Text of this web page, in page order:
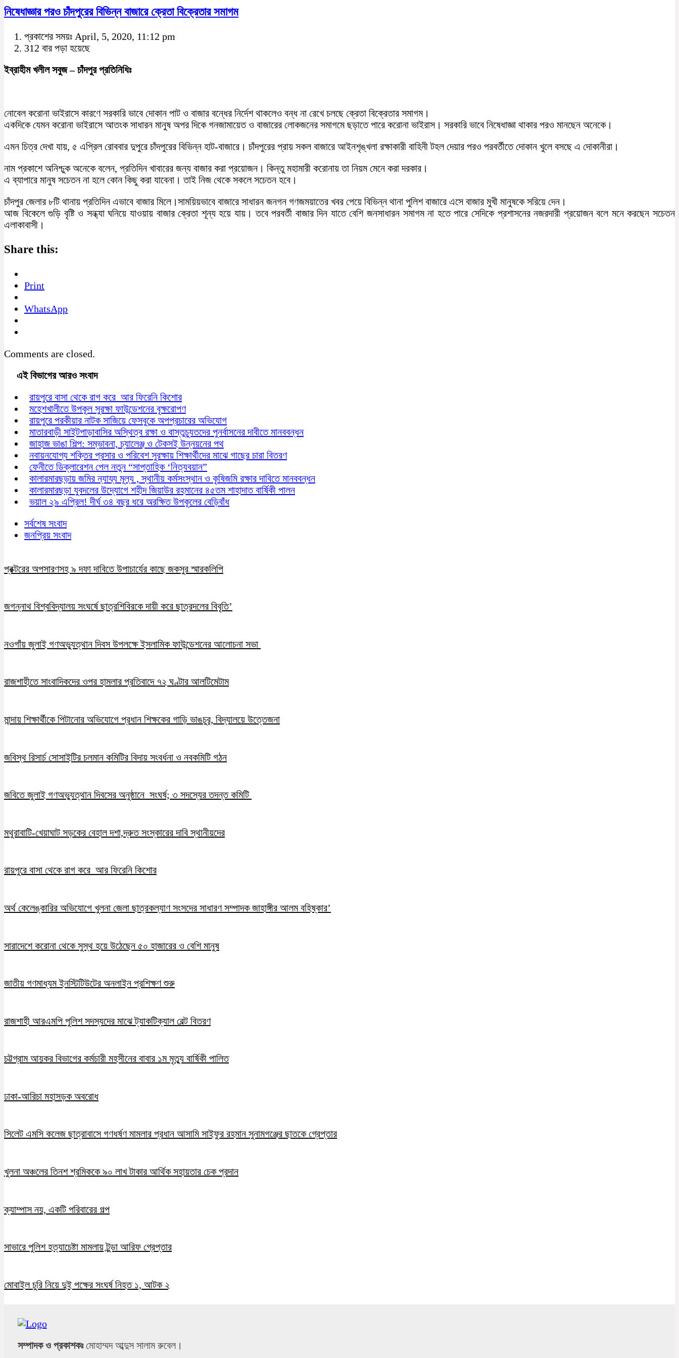
নিষেধাজ্ঞার পরও চাঁদপুরের বিভিন্ন বাজারে ক্রেতা বিক্রেতার সমাগম
প্রকাশের সময়ঃ April, 5, 2020, 11:12 pm
312 বার পড়া হয়েছে
ইব্রাহীম খলীল সবুজ – চাঁদপুর প্রতিনিধিঃ
নোবেল করোনা ভাইরাসে কারণে সরকারি ভাবে দোকান পাট ও বাজার বন্ধের নির্দেশ থাকলেও বন্ধ না রেখে চলছে ক্রেতা বিক্রেতার সমাগম।
একদিকে যেমন করোনা ভাইরাসে আতংক সাধারন মানুষ অপর দিকে গনজামায়েত ও বাজারের লোকজনের সমাগমে ছড়াতে পারে করোনা ভাইরাস। সরকারি ভাবে নিষেধাজ্ঞা থাকার পরও মানছেন অনেকে।
এমন চিত্র দেখা যায়, ৫ এপ্রিল রোববার দুপুরে চাঁদপুরের বিভিন্ন হাট-বাজারে। চাঁদপুরের প্রায় সকল বাজারে আইনশৃঙ্খলা রক্ষাকারী বাহিনী টহল দেয়ার পরও পরবর্তীতে দোকান খুলে বসছে এ দোকানীরা।
নাম প্রকাশে অনিশ্চুক অনেকে বলেন, প্রতিদিন খাবারের জন্য বাজার করা প্রয়োজন। কিন্তু মহামারী করোনায় তা নিয়ম মেনে করা দরকার।
এ ব্যাপারে মানুষ সচেতন না হলে কোন কিছু করা যাবেনা। তাই নিজ থেকে সকলে সচেতন হবে।
চাঁদপুর জেলার ৮টি থানায় প্রতিদিন এভাবে বাজার মিলে।সাময়িয়ভাবে বাজারে সাধারন জনগন গণজময়াতের খবর পেয়ে বিভিন্ন থানা পুলিশ বাজারে এসে বাজার মুখী মানুষকে সরিয়ে দেন।
আজ বিকেলে গুড়ি বৃষ্টি ও সন্ধ্যা ঘনিয়ে যাওয়ায় বাজার ক্রেতা শূন্য হয়ে যায়। তবে পরবর্তী বাজার দিন যাতে বেশি জনসাধারন সমাগম না হতে পারে সেদিকে প্রশাসনের নজরদারী প্রয়োজন বলে মনে করছেন সচেতন
এলাকাবাসী।
Share this:
Print
WhatsApp
Comments are closed.
এই বিভাগের আরও সংবাদ
রায়পুরে বাসা থেকে রাগ করে আর ফিরেনি কিশোর
মহেশখালীতে উপকূল সুরক্ষা ফাউন্ডেশনের বৃক্ষরোপণ
রায়পুরে পরকীয়ার নাটক সাজিয়ে ফেসবুকে অপপ্রচারের অভিযোগ
মাতারবাড়ী সাইটপাড়াবাসির অস্থিত্ব রক্ষা ও বাস্তুচ্যুতদের পুনর্বাসনের দাবীতে মানববন্ধন
জাহাজ ভাঙা শিল্প: সম্ভাবনা, চ্যালেঞ্জ ও টেকসই উন্নয়নের পথ
নবায়নযোগ্য শক্তির প্রসার ও পরিবেশ সুরক্ষায় শিক্ষার্থীদের মাঝে গাছের চারা বিতরণ
ফেনীতে ডিক্লারেশন পেল নতুন “সাপ্তাহিক ‘নিত্যবয়ান”
কালারমারছড়ায় জমির ন্যায্য মূল্য , স্থানীয় কর্মসংস্থান ও কৃষিজমি রক্ষার দাবিতে মানববন্ধন
কালারমারছড়া যুবদলের উদ্যোগে শহীদ জিয়াউর রহমানের ৪৫তম শাহাদাত বার্ষিকী পালন
ভয়াল ২৯ এপ্রিল! দীর্ঘ ৩৪ বছর ধরে অরক্ষিত উপকূলের বেড়িবাঁধ
সর্বশেষ সংবাদ
জনপ্রিয় সংবাদ
প্রক্টরের অপসারণসহ ৯ দফা দাবিতে উপাচার্যের কাছে জকসুর স্মারকলিপি
জগন্নাথ বিশ্ববিদ্যালয় সংঘর্ষে ছাত্রশিবিরকে দায়ী করে ছাত্রদলের বিবৃতি’
নওগাঁয় জুলাই গণঅভ্যুত্থান দিবস উপলক্ষে ইসলামিক ফাউন্ডেশনের আলোচনা সভা
রাজশাহীতে সাংবাদিকদের ওপর হামলার প্রতিবাদে ৭২ ঘণ্টার আলটিমেটাম
মান্দায় শিক্ষার্থীকে পিটানোর অভিযোগে প্রধান শিক্ষকের গাড়ি ভাঙচুর, বিদ্যালয়ে উত্তেজনা
জবিস্থ রিসার্চ সোসাইটির চলমান কমিটির বিদায় সংবর্ধনা ও নবকমিটি গঠন
জবিতে জুলাই গণঅভ্যুত্থান দিবসের অনুষ্ঠানে সংঘর্ষ; ৩ সদস্যের তদন্ত কমিটি
মথুরাবাটি-খেয়াঘাট সড়কের বেহাল দশা,দ্রুত সংস্কারের দাবি স্থানীয়দের
রায়পুরে বাসা থেকে রাগ করে আর ফিরেনি কিশোর
অর্থ কেলেঙ্কারির অভিযোগে খুলনা জেলা ছাত্রকল্যাণ সংসদের সাধারণ সম্পাদক জাহাঙ্গীর আলম বহিষ্কার’
সারাদেশে করোনা থেকে সুস্থ হয়ে উঠেছেন ৫০ হাজারের ও বেশি মানুষ
জাতীয় গণমাধ্যম ইনস্টিটিউটের অনলাইন প্রশিক্ষণ শুরু
রাজশাহী আরএমপি পুলিশ সদস্যদের মাঝে ট্যাকটিক্যাল বেল্ট বিতরণ
চট্টগ্রাম আয়কর বিভাগের কর্মচারী মহসীনের বাবার ১ম মৃত্যু বার্ষিকী পালিত
ঢাকা-আরিচা মহাসড়ক অবরোধ
সিলেট এমসি কলেজ ছাত্রাবাসে গণধর্ষণ মামলার প্রধান আসামি সাইফুর রহমান সুনামগঞ্জের ছাতকে গ্রেপ্তার
খুলনা অঞ্চলের তিনশ শ্রমিককে ৯০ লাখ টাকার আর্থিক সহায়তার চেক প্রদান
ক্যাম্পাস নয়, একটি পরিবারের গল্প
সাভারে পুলিশ হত্যাচেষ্টা মামলায় টুন্ডা আরিফ গ্রেপ্তার
মোবাইল চুরি নিয়ে দুই পক্ষের সংঘর্ষ নিহত ১, আটক ২
সম্পাদক ও প্রকাশকঃমোহাম্মদ আব্দুস সালাম রুবেল।